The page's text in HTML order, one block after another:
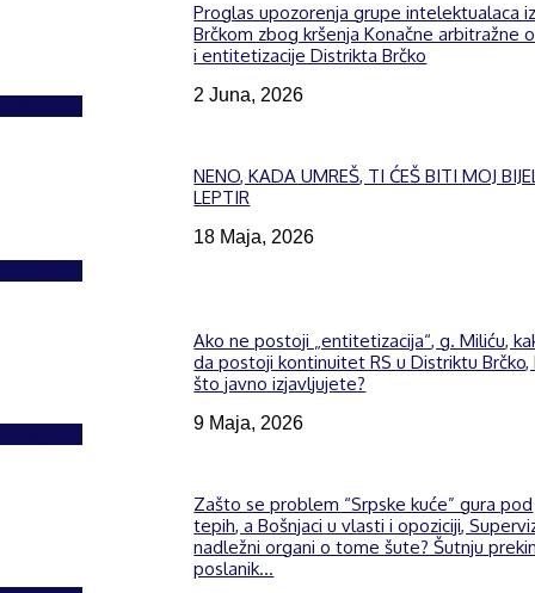
Proglas upozorenja grupe intelektualaca
Brčkom zbog kršenja Konačne arbitražne
i entitetizacije Distrikta Brčko
2 Juna, 2026
NENO, KADA UMREŠ, TI ĆEŠ BITI MOJ
LEPTIR
18 Maja, 2026
Ako ne postoji „entitetizacija“, g. Miliću,
da postoji kontinuitet RS u Distriktu Brčko,
što javno izjavljujete?
9 Maja, 2026
Zašto se problem “Srpske kuće” gura pod
tepih, a Bošnjaci u vlasti i opoziciji,
nadležni organi o tome šute? Šutnju
poslanik...